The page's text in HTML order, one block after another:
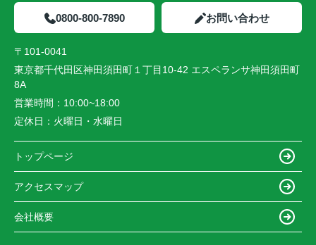
0800-800-7890 お問い合わせ
〒101-0041
東京都千代田区神田須田町１丁目10-42 エスペランサ神田須田町
8A
営業時間： 10:00~18:00
定休日： 火曜日・水曜日
トップページ
アクセスマップ
会社概要